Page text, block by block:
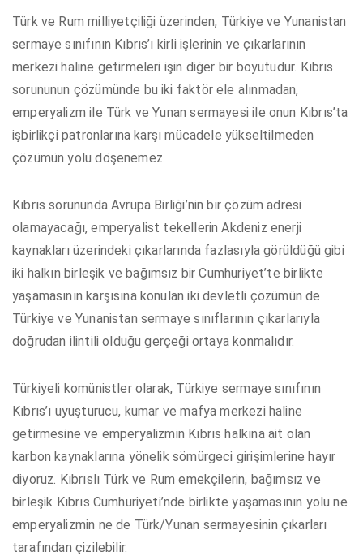
Türk ve Rum milliyetçiliği üzerinden, Türkiye ve Yunanistan
sermaye sınıfının Kıbrıs’ı kirli işlerinin ve çıkarlarının
merkezi haline getirmeleri işin diğer bir boyutudur. Kıbrıs
sorununun çözümünde bu iki faktör ele alınmadan,
emperyalizm ile Türk ve Yunan sermayesi ile onun Kıbrıs’ta
işbirlikçi patronlarına karşı mücadele yükseltilmeden
çözümün yolu döşenemez.
Kıbrıs sorununda Avrupa Birliği’nin bir çözüm adresi
olamayacağı, emperyalist tekellerin Akdeniz enerji
kaynakları üzerindeki çıkarlarında fazlasıyla görüldüğü gibi
iki halkın birleşik ve bağımsız bir Cumhuriyet’te birlikte
yaşamasının karşısına konulan iki devletli çözümün de
Türkiye ve Yunanistan sermaye sınıflarının çıkarlarıyla
doğrudan ilintili olduğu gerçeği ortaya konmalıdır.
Türkiyeli komünistler olarak, Türkiye sermaye sınıfının
Kıbrıs’ı uyuşturucu, kumar ve mafya merkezi haline
getirmesine ve emperyalizmin Kıbrıs halkına ait olan
karbon kaynaklarına yönelik sömürgeci girişimlerine hayır
diyoruz. Kıbrıslı Türk ve Rum emekçilerin, bağımsız ve
birleşik Kıbrıs Cumhuriyeti’nde birlikte yaşamasının yolu ne
emperyalizmin ne de Türk/Yunan sermayesinin çıkarları
tarafından çizilebilir.